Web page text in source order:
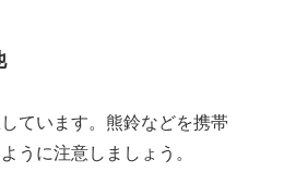
ています。熊鈴などを携帯
うに注意しましょう。